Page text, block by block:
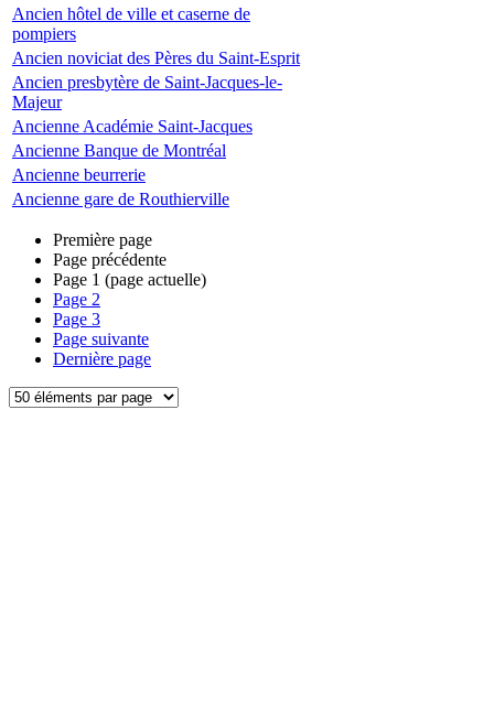
Ancien hôtel de ville et caserne de
pompiers
Ancien noviciat des Pères du Saint-Esprit
Ancien presbytère de Saint-Jacques-le-
Majeur
Ancienne Académie Saint-Jacques
Ancienne Banque de Montréal
Ancienne beurrerie
Ancienne gare de Routhierville
Première page
Page précédente
Page 1 (page actuelle)
Page 2
Page 3
Page suivante
Dernière page